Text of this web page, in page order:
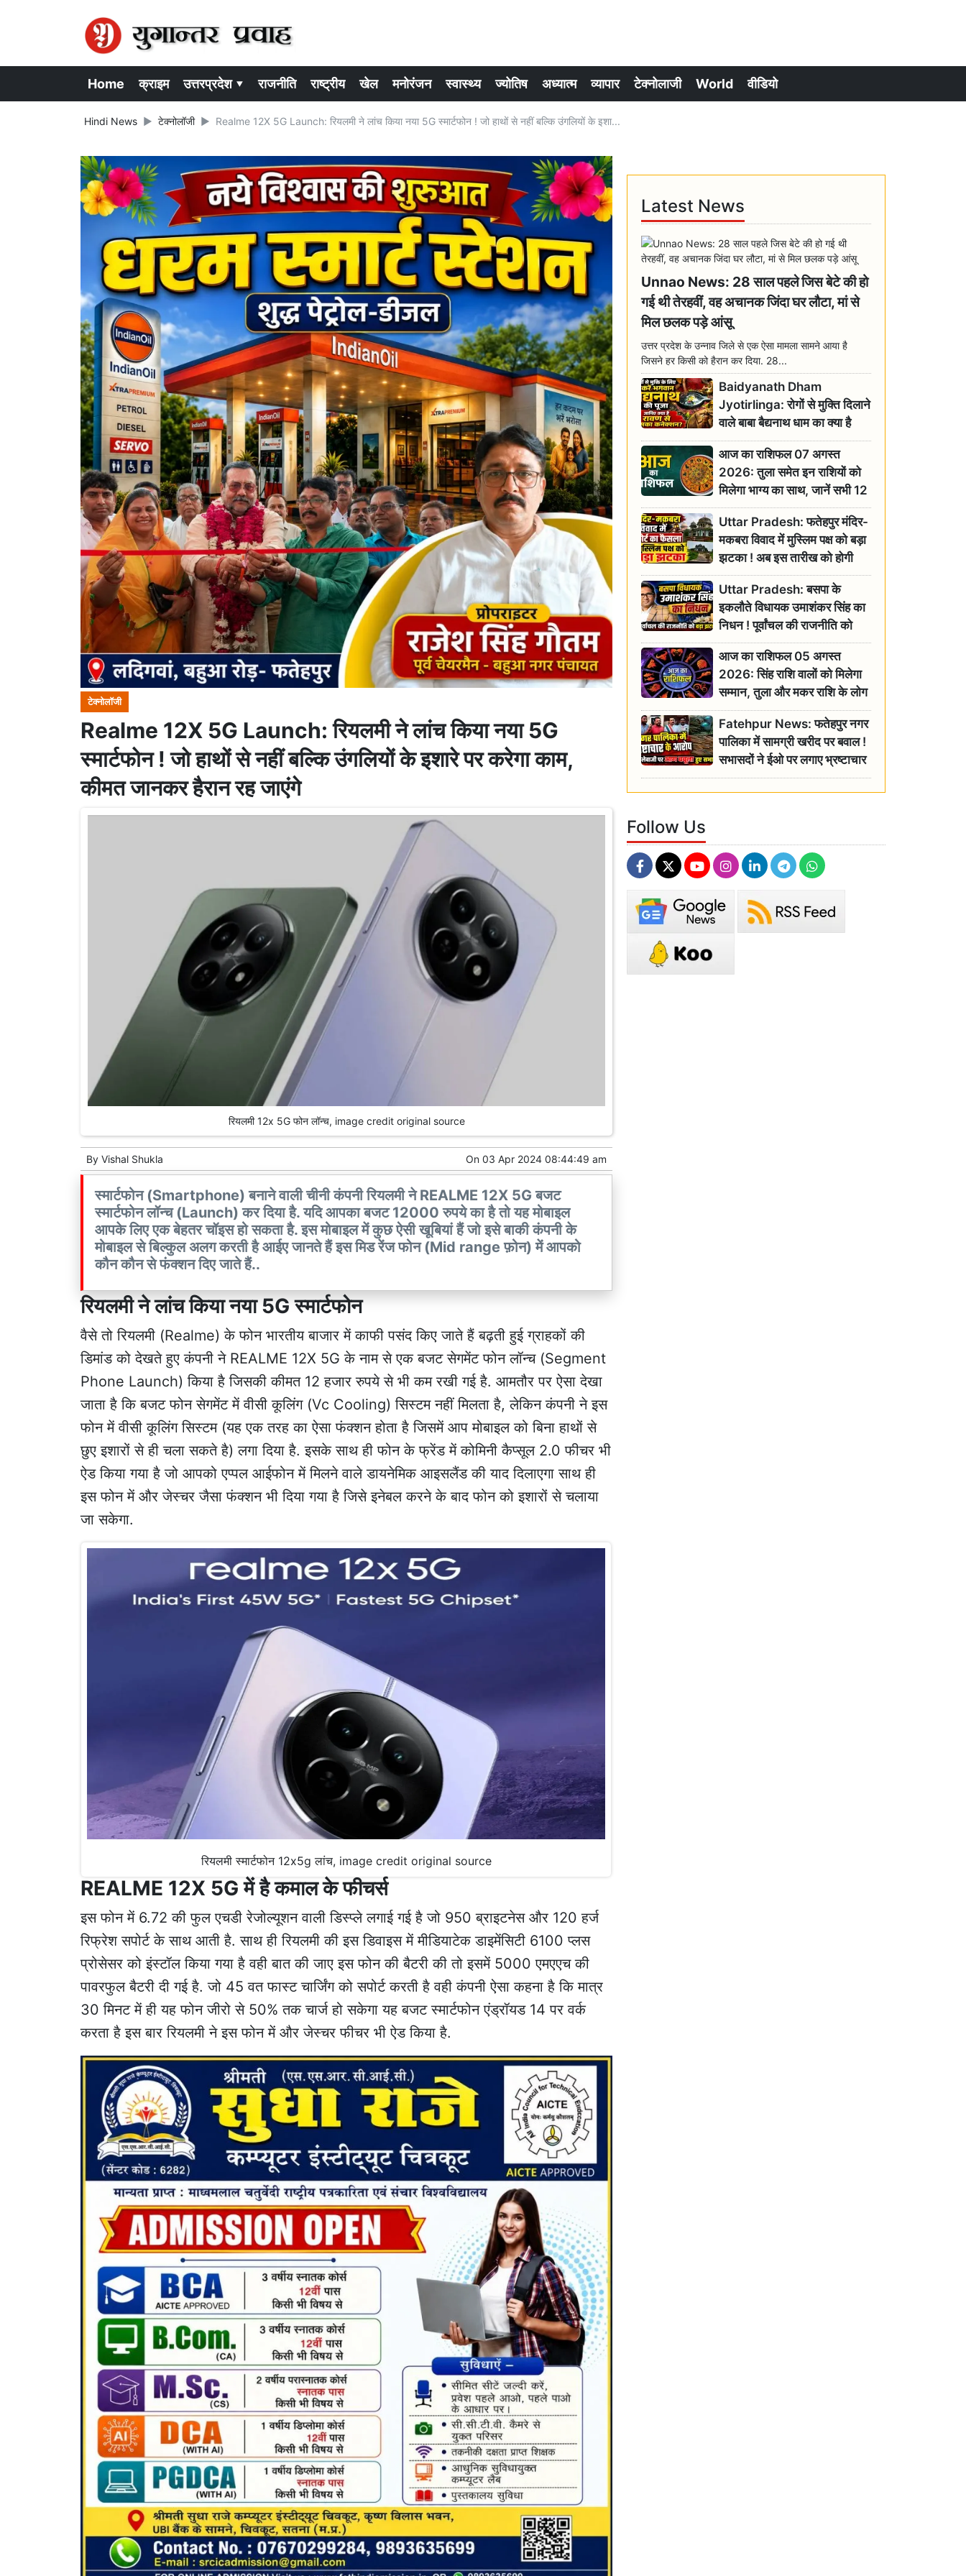
Home क्राइम उत्तरप्रदेश ▾ राजनीति राष्ट्रीय खेल मनोरंजन स्वास्थ्य ज्योतिष अध्यात्म व्यापार टेक्नोलाजी World वीडियो
Hindi News टेक्नोलॉजी Realme 12X 5G Launch: रियलमी ने लांच किया नया 5G स्मार्टफोन ! जो हाथों से नहीं बल्कि उंगलियों के इशा...
टेक्नोलॉजी
Realme 12X 5G Launch: रियलमी ने लांच किया नया 5G
स्मार्टफोन ! जो हाथों से नहीं बल्कि उंगलियों के इशारे पर करेगा काम,
कीमत जानकर हैरान रह जाएंगे
रियलमी 12x 5G फोन लॉन्च, image credit original source
By Vishal Shukla On 03 Apr 2024 08:44:49 am
स्मार्टफोन (Smartphone) बनाने वाली चीनी कंपनी रियलमी ने REALME 12X 5G बजट
स्मार्टफोन लॉन्च (Launch) कर दिया है. यदि आपका बजट 12000 रुपये का है तो यह मोबाइल
आपके लिए एक बेहतर चॉइस हो सकता है. इस मोबाइल में कुछ ऐसी खूबियां हैं जो इसे बाकी कंपनी के
मोबाइल से बिल्कुल अलग करती है आईए जानते हैं इस मिड रेंज फोन (Mid range फ़ोन) में आपको
कौन कौन से फंक्शन दिए जाते हैं..
रियलमी ने लांच किया नया 5G स्मार्टफोन
वैसे तो रियलमी (Realme) के फोन भारतीय बाजार में काफी पसंद किए जाते हैं बढ़ती हुई ग्राहकों की
डिमांड को देखते हुए कंपनी ने REALME 12X 5G के नाम से एक बजट सेगमेंट फोन लॉन्च (Segment
Phone Launch) किया है जिसकी कीमत 12 हजार रुपये से भी कम रखी गई है. आमतौर पर ऐसा देखा
जाता है कि बजट फोन सेगमेंट में वीसी कूलिंग (Vc Cooling) सिस्टम नहीं मिलता है, लेकिन कंपनी ने इस
फोन में वीसी कूलिंग सिस्टम (यह एक तरह का ऐसा फंक्शन होता है जिसमें आप मोबाइल को बिना हाथों से
छुए इशारों से ही चला सकते है) लगा दिया है. इसके साथ ही फोन के फ्रेंड में कोमिनी कैप्सूल 2.0 फीचर भी
ऐड किया गया है जो आपको एप्पल आईफोन में मिलने वाले डायनेमिक आइसलैंड की याद दिलाएगा साथ ही
इस फोन में और जेस्चर जैसा फंक्शन भी दिया गया है जिसे इनेबल करने के बाद फोन को इशारों से चलाया
जा सकेगा.
रियलमी स्मार्टफोन 12x5g लांच, image credit original source
REALME 12X 5G में है कमाल के फीचर्स
इस फोन में 6.72 की फुल एचडी रेजोल्यूशन वाली डिस्प्ले लगाई गई है जो 950 ब्राइटनेस और 120 हर्ज
रिफ्रेश सपोर्ट के साथ आती है. साथ ही रियलमी की इस डिवाइस में मीडियाटेक डाइमेंसिटी 6100 प्लस
प्रोसेसर को इंस्टॉल किया गया है वही बात की जाए इस फोन की बैटरी की तो इसमें 5000 एमएएच की
पावरफुल बैटरी दी गई है. जो 45 वत फास्ट चार्जिंग को सपोर्ट करती है वही कंपनी ऐसा कहना है कि मात्र
30 मिनट में ही यह फोन जीरो से 50% तक चार्ज हो सकेगा यह बजट स्मार्टफोन एंड्रॉयड 14 पर वर्क
करता है इस बार रियलमी ने इस फोन में और जेस्चर फीचर भी ऐड किया है.
Latest News
Unnao News: 28 साल पहले जिस बेटे की हो
गई थी तेरहवीं, वह अचानक जिंदा घर लौटा, मां से
मिल छलक पड़े आंसू
उत्तर प्रदेश के उन्नाव जिले से एक ऐसा मामला सामने आया है
जिसने हर किसी को हैरान कर दिया. 28...
Baidyanath Dham
Jyotirlinga: रोगों से मुक्ति दिलाने
वाले बाबा बैद्यनाथ धाम का क्या है
रावण से संबंध? जानिए ज्योतिर्लिंग की
महिमा
आज का राशिफल 07 अगस्त
2026: तुला समेत इन राशियों को
मिलेगा भाग्य का साथ, जानें सभी 12
राशियों का दैनिक भाग्यफल
Uttar Pradesh: फतेहपुर मंदिर-
मकबरा विवाद में मुस्लिम पक्ष को बड़ा
झटका ! अब इस तारीख को होगी
सुनवाई
Uttar Pradesh: बसपा के
इकलौते विधायक उमाशंकर सिंह का
निधन ! पूर्वांचल की राजनीति को
बड़ा झटका, योगी ने जताया दुःख
आज का राशिफल 05 अगस्त
2026: सिंह राशि वालों को मिलेगा
सम्मान, तुला और मकर राशि के लोग
रहें सतर्क
Fatehpur News: फतेहपुर नगर
पालिका में सामग्री खरीद पर बवाल !
सभासदों ने ईओ पर लगाए भ्रष्टाचार
के गंभीर आरोप
Follow Us